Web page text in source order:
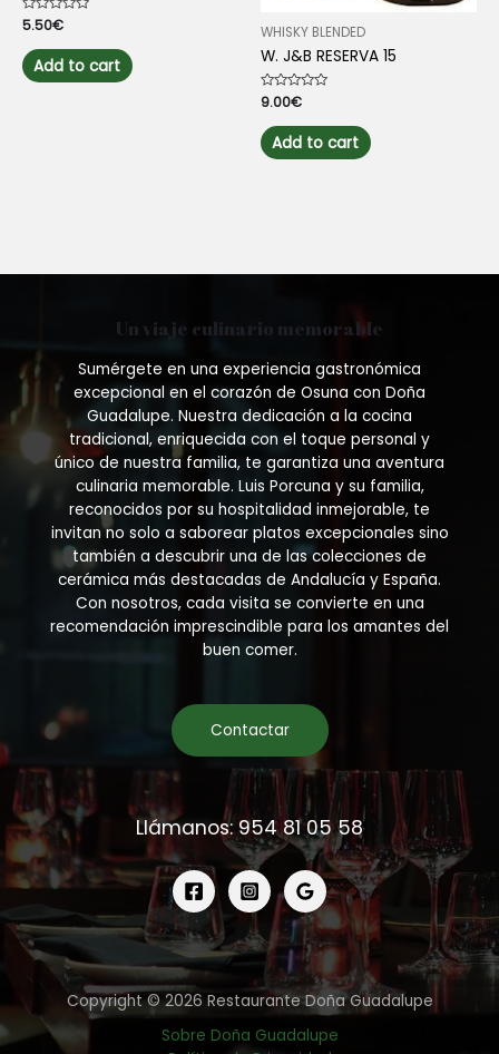
Rated
0
out
of
5
5.50€
Add to cart
WHISKY BLENDED
W. J&B RESERVA 15
Rated
0
out
of
5
9.00€
Add to cart
Un viaje culinario memorable
Sumérgete en una experiencia gastronómica
excepcional en el corazón de Osuna con Doña
Guadalupe. Nuestra dedicación a la cocina
tradicional, enriquecida con el toque personal y
único de nuestra familia, te garantiza una aventura
culinaria memorable. Luis Porcuna y su familia,
reconocidos por su hospitalidad inmejorable, te
invitan no solo a saborear platos excepcionales sino
también a descubrir una de las colecciones de
cerámica más destacadas de Andalucía y España.
Con nosotros, cada visita se convierte en una
recomendación imprescindible para los amantes del
buen comer.
Contactar
Llámanos: 954 81 05 58
Copyright © 2026 Restaurante Doña Guadalupe
Sobre Doña Guadalupe